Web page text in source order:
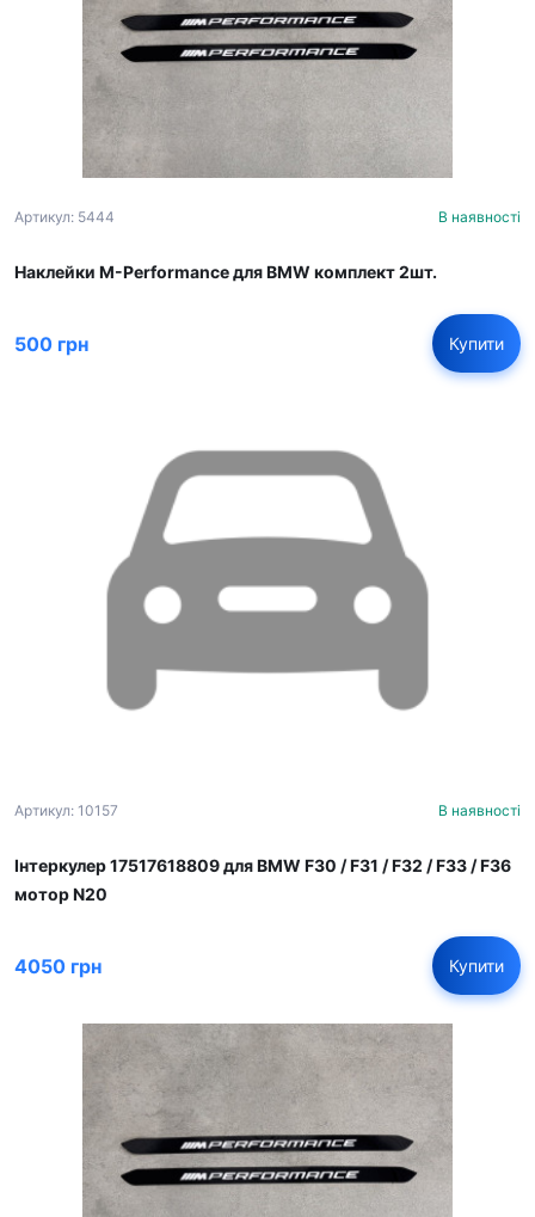
Артикул: 5444 В наявності
Наклейки M-Performance для BMW комплект 2шт.
500 грн Купити
Артикул: 10157 В наявності
Інтеркулер 17517618809 для BMW F30 / F31 / F32 / F33 / F36
мотор N20
4050 грн Купити